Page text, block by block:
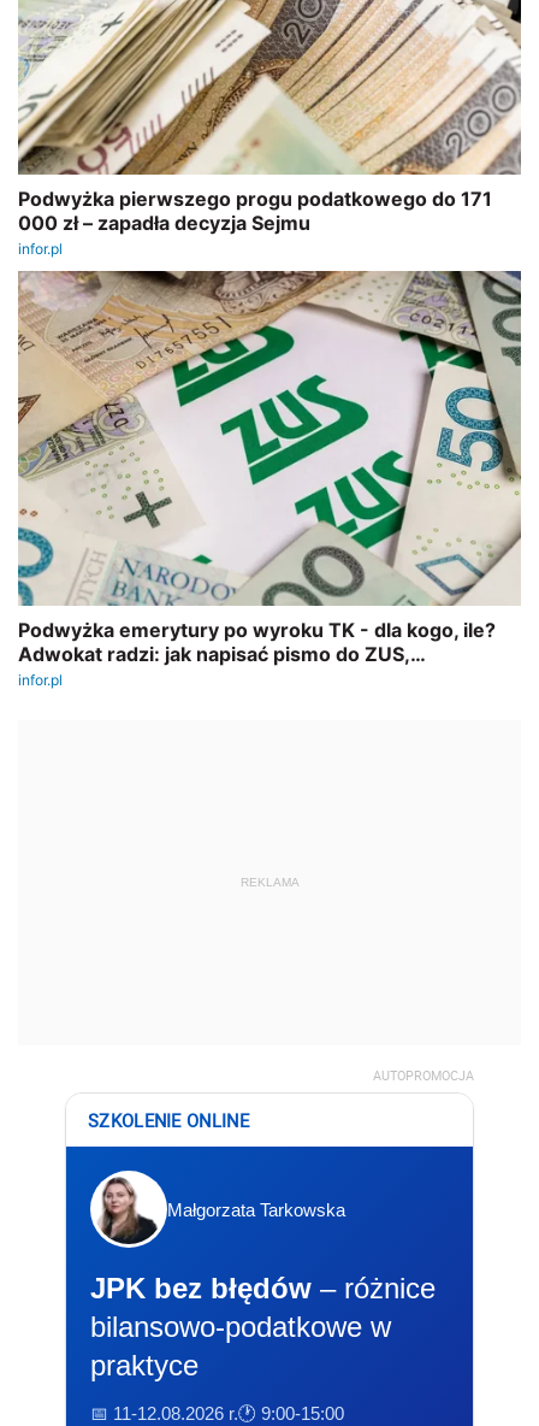
REKLAMA
AUTOPROMOCJA
SZKOLENIE ONLINE
Małgorzata Tarkowska
JPK bez błędów – różnice
bilansowo-podatkowe w
praktyce
📅 11-12.08.2026 r.🕐 9:00-15:00